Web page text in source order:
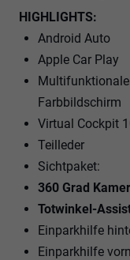
HIGHLIGHTS:
Android Auto
Apple Car Play
Farbbildschirm
Virtual Cockpit
Teilleder
Sichtpaket:
360 Grad
Totwinkel-
Einparkhilfe
Einparkhilfe